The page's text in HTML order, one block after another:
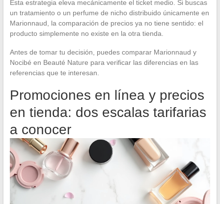
Esta estrategia eleva mecánicamente el ticket medio. Si buscas
un tratamiento o un perfume de nicho distribuido únicamente en
Marionnaud, la comparación de precios ya no tiene sentido: el
producto simplemente no existe en la otra tienda.
Antes de tomar tu decisión, puedes comparar Marionnaud y
Nocibé en Beauté Nature para verificar las diferencias en las
referencias que te interesan.
Promociones en línea y precios
en tienda: dos escalas tarifarias
a conocer